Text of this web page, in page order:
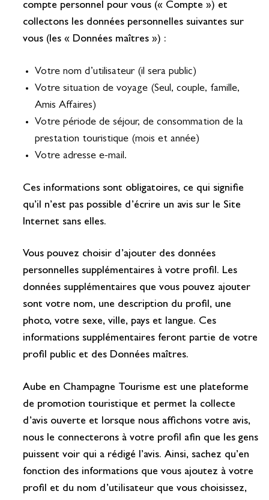
compte personnel pour vous (« Compte ») et
collectons les données personnelles suivantes sur
vous (les « Données maîtres ») :
Votre nom d’utilisateur (il sera public)
Votre situation de voyage (Seul, couple, famille,
Amis Affaires)
Votre période de séjour, de consommation de la
prestation touristique (mois et année)
Votre adresse e-mail.
Ces informations sont obligatoires, ce qui signifie
qu’il n’est pas possible d’écrire un avis sur le Site
Internet sans elles.
Vous pouvez choisir d’ajouter des données
personnelles supplémentaires à votre profil. Les
données supplémentaires que vous pouvez ajouter
sont votre nom, une description du profil, une
photo, votre sexe, ville, pays et langue. Ces
informations supplémentaires feront partie de votre
profil public et des Données maîtres.
Aube en Champagne Tourisme est une plateforme
de promotion touristique et permet la collecte
d’avis ouverte et lorsque nous affichons votre avis,
nous le connecterons à votre profil afin que les gens
puissent voir qui a rédigé l’avis. Ainsi, sachez qu’en
fonction des informations que vous ajoutez à votre
profil et du nom d’utilisateur que vous choisissez,